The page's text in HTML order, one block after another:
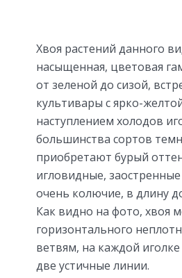
Хвоя растений данного
насыщенная, цветовая
от зеленой до сизой,
культивары с ярко-
наступлением холодов
большинства сортов
приобретают бурый
игловидные,
очень колючие, в длину
Как видно на фото, хвоя
горизонтального
ветвям, на каждой
две устичные линии.